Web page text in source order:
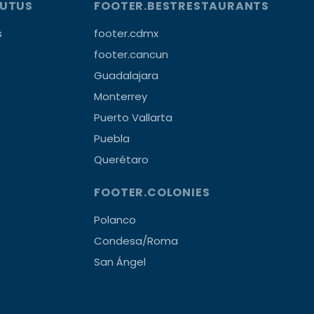
FOOTER.BESTRESTAURANTS
footer.cdmx
footer.cancun
Guadalajara
Monterrey
Puerto Vallarta
Puebla
Querétaro
FOOTER.COLONIES
Polanco
Condesa/Roma
San Ángel